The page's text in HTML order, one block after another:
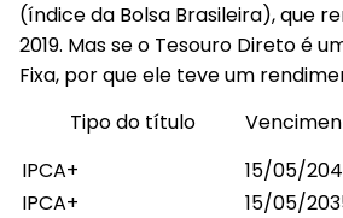
(índice da Bolsa Brasileira), que
2019. Mas se o Tesouro Direto é
Fixa, por que ele teve um
Tipo do título
IPCA+
15/05/
IPCA+
15/05/